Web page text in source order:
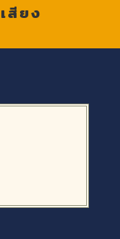
สียง